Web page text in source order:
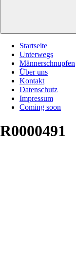
Startseite
Unterwegs
Männerschnupfen
Über uns
Kontakt
Datenschutz
Impressum
Coming soon
R0000491